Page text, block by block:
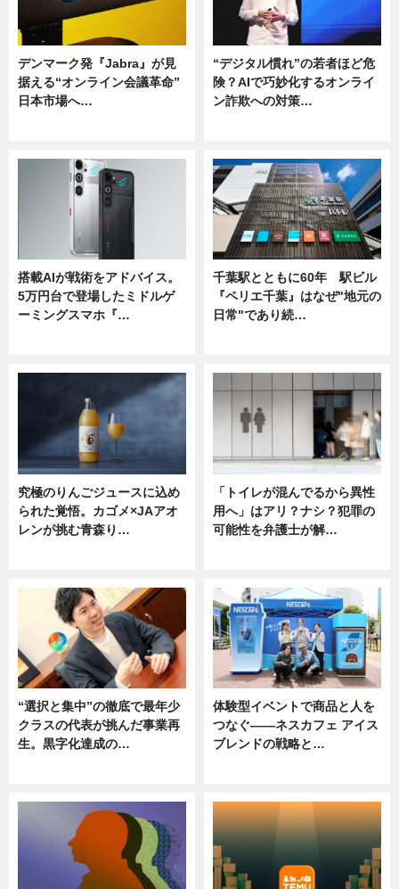
デンマーク発『Jabra』が見
据える“オンライン会議革命”
日本市場へ…
“デジタル慣れ”の若者ほど危
険？AIで巧妙化するオンライ
ン詐欺への対策…
搭載AIが戦術をアドバイス。
5万円台で登場したミドルゲ
ーミングスマホ『…
千葉駅とともに60年 駅ビル
『ペリエ千葉』はなぜ"地元の
日常"であり続…
究極のりんごジュースに込め
られた覚悟。カゴメ×JAアオ
レンが挑む青森り…
「トイレが混んでるから異性
用へ」はアリ？ナシ？犯罪の
可能性を弁護士が解…
“選択と集中”の徹底で最年少
クラスの代表が挑んだ事業再
生。黒字化達成の…
体験型イベントで商品と人を
つなぐ――ネスカフェ アイス
ブレンドの戦略と…